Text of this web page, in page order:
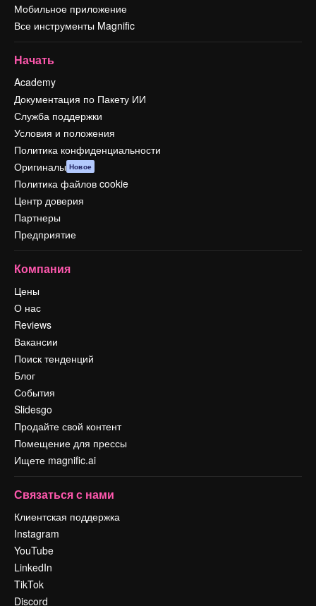
Мобильное приложение
Все инструменты Magnific
Начать
Academy
Документация по Пакету ИИ
Служба поддержки
Условия и положения
Политика конфиденциальности
Оригиналы Новое
Политика файлов cookie
Центр доверия
Партнеры
Предприятие
Компания
Цены
О нас
Reviews
Вакансии
Поиск тенденций
Блог
События
Slidesgo
Продайте свой контент
Помещение для прессы
Ищете magnific.ai
Связаться с нами
Клиентская поддержка
Instagram
YouTube
LinkedIn
TikTok
Discord